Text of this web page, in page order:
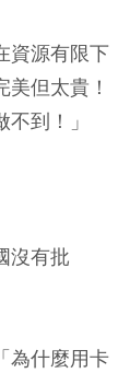
資源有限下
但太貴！
到！」
沒有批
為什麼用卡